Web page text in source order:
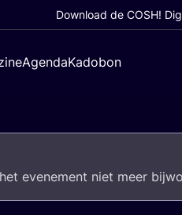
Download de COSH!
AgendaKadobon
eve­ne­ment niet meer